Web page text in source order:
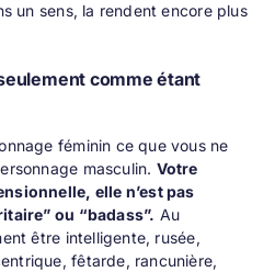
un sens, la rendent encore plus
comme étant
féminin ce que vous ne
masculin. Votre
elle n’est pas
ou “badass”. Au
être intelligente, rusée,
fêtarde, rancunière,